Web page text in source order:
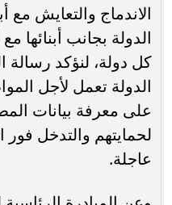
الاندماج والتعايش مع
الدولة بجانب أبنائها
كل دولة، لنؤكد رسالة
الدولة تعمل لأجل
على معرفة بيانات
لحمايتهم والتدخل
عاجلة.